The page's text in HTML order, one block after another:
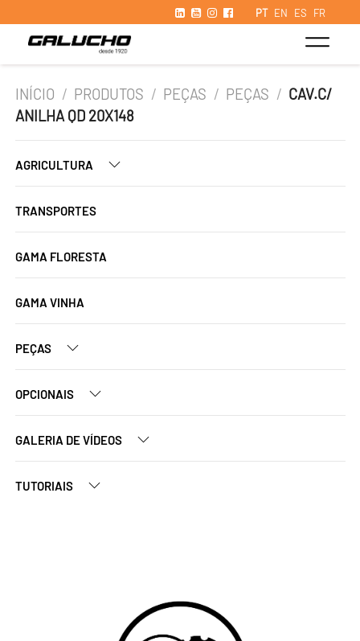
PT EN ES FR
INÍCIO / PRODUTOS / PEÇAS / PEÇAS / CAV.C/
ANILHA QD 20X148
AGRICULTURA
TRANSPORTES
GAMA FLORESTA
GAMA VINHA
PEÇAS
OPCIONAIS
GALERIA DE VÍDEOS
TUTORIAIS